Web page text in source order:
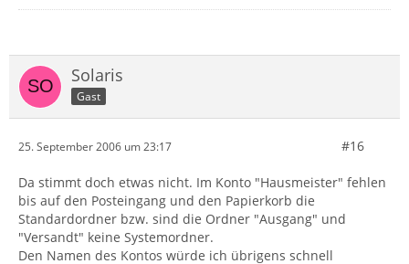
Solaris
Gast
25. September 2006 um 23:17 #16
Da stimmt doch etwas nicht. Im Konto "Hausmeister" fehlen
bis auf den Posteingang und den Papierkorb die
Standardordner bzw. sind die Ordner "Ausgang" und
"Versandt" keine Systemordner.
Den Namen des Kontos würde ich übrigens schnell